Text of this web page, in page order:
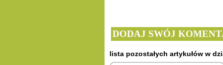
DODAJ SWÓJ
lista pozostałych artykułów w